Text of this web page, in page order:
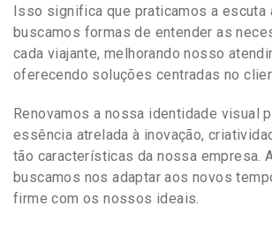
Isso significa que praticamos a escuta
buscamos formas de entender as
cada viajante, melhorando nosso
oferecendo soluções centradas no
Renovamos a nossa identidade visual
essência atrelada à inovação,
tão características da nossa empresa.
buscamos nos adaptar aos novos
firme com os nossos ideais.